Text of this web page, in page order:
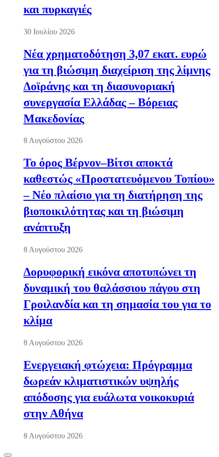
και πυρκαγιές
30 Ιουλίου 2026
Νέα χρηματοδότηση 3,07 εκατ. ευρώ
για τη βιώσιμη διαχείριση της λίμνης
Δοϊράνης και τη διασυνοριακή
συνεργασία Ελλάδας – Βόρειας
Μακεδονίας
8 Αυγούστου 2026
Το όρος Βέρνον–Βίτσι αποκτά
καθεστώς «Προστατευόμενου Τοπίου»
– Νέο πλαίσιο για τη διατήρηση της
βιοποικιλότητας και τη βιώσιμη
ανάπτυξη
8 Αυγούστου 2026
Δορυφορική εικόνα αποτυπώνει τη
δυναμική του θαλάσσιου πάγου στη
Γροιλανδία και τη σημασία του για το
κλίμα
8 Αυγούστου 2026
Ενεργειακή φτώχεια: Πρόγραμμα
δωρεάν κλιματιστικών υψηλής
απόδοσης για ευάλωτα νοικοκυριά
στην Αθήνα
8 Αυγούστου 2026